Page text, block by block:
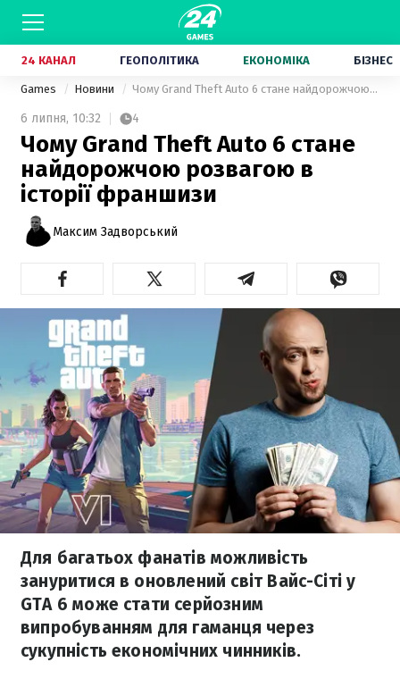
24 КАНАЛ ГЕОПОЛІТИКА ЕКОНОМІКА БІЗНЕС
Games Новини Чому Grand Theft Auto 6 стане найдорожчою розвагою в історії франшизи
6 липня, 10:32 4
Чому Grand Theft Auto 6 стане
найдорожчою розвагою в
історії франшизи
Максим Задворський
Для багатьох фанатів можливість
зануритися в оновлений світ Вайс-Сіті у
GTA 6 може стати серйозним
випробуванням для гаманця через
сукупність економічних чинників.